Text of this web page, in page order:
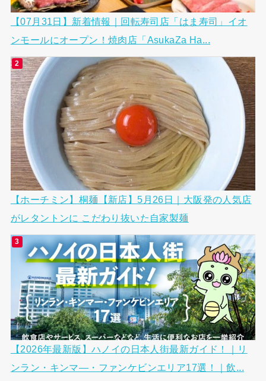
【07月31日】新着情報｜回転寿司店「はま寿司」イオ
ンモールにオープン！焼肉店「AsukaZa Ha...
【ホーチミン】桐麺【新店】5月26日｜大阪発の人気店
がレタントンに こだわり抜いた自家製麺
【2026年最新版】ハノイの日本人街最新ガイド！｜リ
ンラン・キンマ―・ファンケビンエリア17選！｜飲...